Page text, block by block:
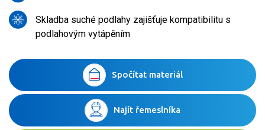
Skladba suché podlahy zajišťuje kompatibilitu s
podlahovým vytápěním
Spočítat materiál
Najít řemeslníka